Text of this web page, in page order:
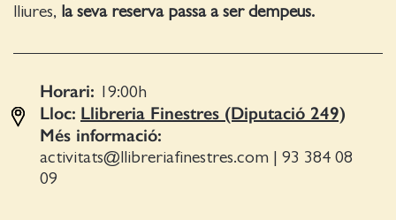
lliures, la seva reserva passa a ser dempeus.
Horari: 19:00 h
Lloc: Llibreria Finestres (Diputació 249)
Més informació:
activitats@llibreriafinestres.com
93 384 08
09